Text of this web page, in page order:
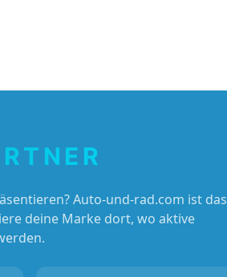
Auto-und-rad.com ist das
deine Marke dort, wo aktive